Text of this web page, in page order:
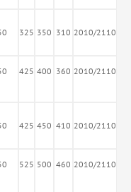
325 350 310 2010/2110
425 400 360 2010/2110
425 450 410 2010/2110
525 500 460 2010/2110